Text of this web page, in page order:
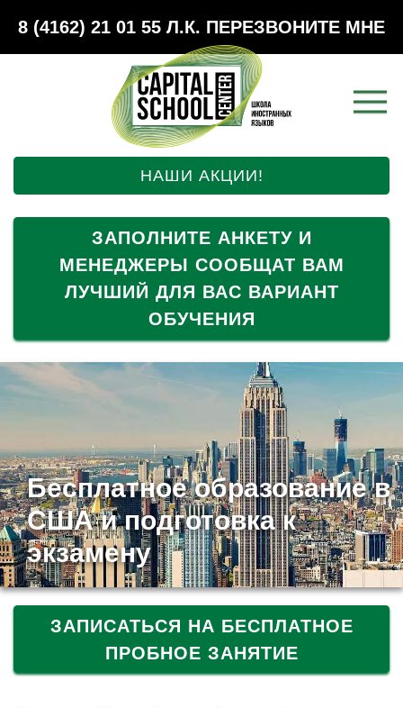
8 (4162) 21 01 55 Л.К. ПЕРЕЗВОНИТЕ МНЕ
НАШИ АКЦИИ!
ЗАПОЛНИТЕ АНКЕТУ И
МЕНЕДЖЕРЫ СООБЩАТ ВАМ
ЛУЧШИЙ ДЛЯ ВАС ВАРИАНТ
ОБУЧЕНИЯ
Бесплатное образование в
США и подготовка к
экзамену
ЗАПИСАТЬСЯ НА БЕСПЛАТНОЕ
ПРОБНОЕ ЗАНЯТИЕ